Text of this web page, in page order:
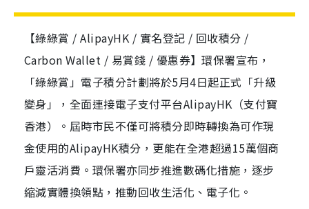
【綠綠賞 / AlipayHK / 實名登記 / 回收積分 /
Carbon Wallet / 易賞錢 / 優惠券】環保署宣布，
「綠綠賞」電子積分計劃將於5月4日起正式「升級
變身」，全面連接電子支付平台AlipayHK（支付寶
香港）。屆時市民不僅可將積分即時轉換為可作現
金使用的AlipayHK積分，更能在全港超過15萬個商
戶靈活消費。環保署亦同步推進數碼化措施，逐步
縮減實體換領點，推動回收生活化、電子化。